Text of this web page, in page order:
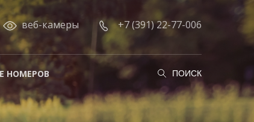
веб-камеры +7 (391) 22-77-006
НОМЕРОВ ПОИСК